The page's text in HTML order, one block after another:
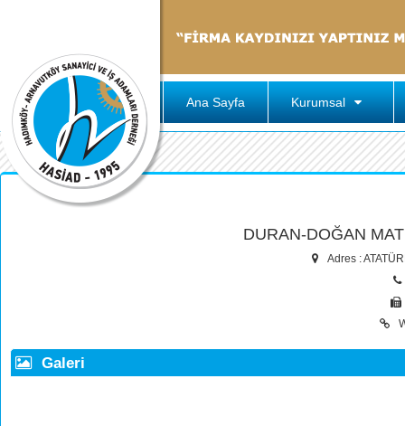
Ana Sayfa Kurumsal
DURAN-DOĞAN
Adres :
Galeri